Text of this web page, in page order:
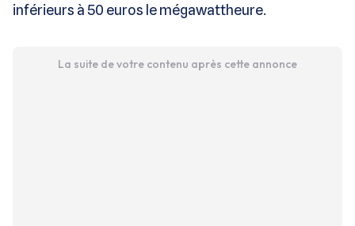
inférieurs à 50 euros le mégawattheure.
La suite de votre contenu après cette annonce